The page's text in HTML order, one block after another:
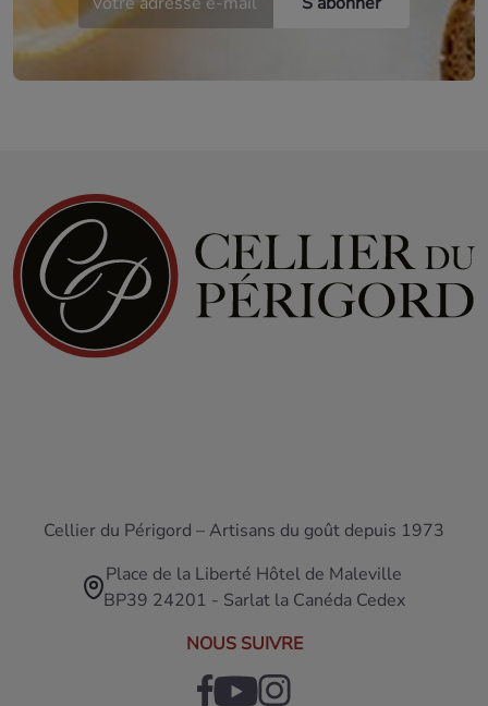
Cellier du Périgord – Artisans du goût depuis 1973
Place de la Liberté Hôtel de Maleville
BP39 24201 - Sarlat la Canéda Cedex
NOUS SUIVRE